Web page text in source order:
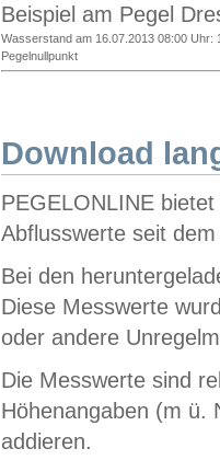
Beispiel am Pegel
Wasserstand am 16.07.2013 08:00 Uhr:
Pegelnullpunkt
Download
PEGELONLINE
Abflusswerte seit
Bei den
Diese Messwerte
oder andere
Die Messwerte sind
Höhenangaben (m ü.
addieren.